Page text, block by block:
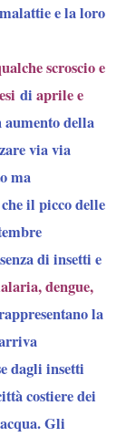
e la loro
scroscio e
di aprile e
della
via via
ma
il picco delle
di insetti e
dengue,
la
dagli insetti
costiere dei
Gli